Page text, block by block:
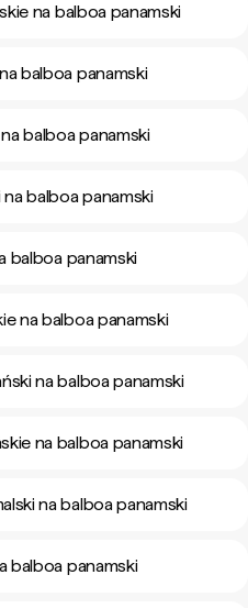
na balboa panamski
balboa panamski
balboa panamski
balboa panamski
balboa panamski
na balboa panamski
na balboa panamski
na balboa panamski
na balboa panamski
balboa panamski